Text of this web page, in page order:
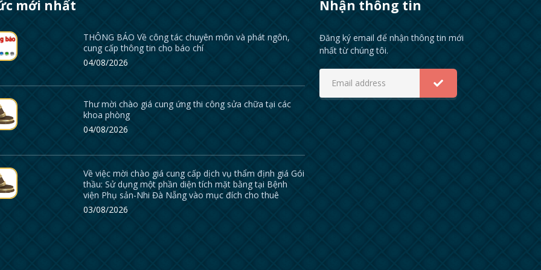
mới nhất
THÔNG BÁO Về công tác chuyên môn và phát ngôn,
cung cấp thông tin cho báo chí
04/08/2026
Thư mời chào giá cung ứng thi công sửa chữa tại các
khoa phòng
04/08/2026
Về việc mời chào giá cung cấp dịch vụ thẩm định giá Gói
thầu: Sử dụng một phần diện tích mặt bằng tại Bệnh
viện Phụ sản-Nhi Đà Nẵng vào mục đích cho thuê
03/08/2026
Nhận thông tin
Đăng ký email để nhận thông tin mới
nhất từ chúng tôi.